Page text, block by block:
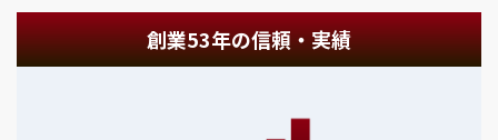
創業53年の信頼・実績